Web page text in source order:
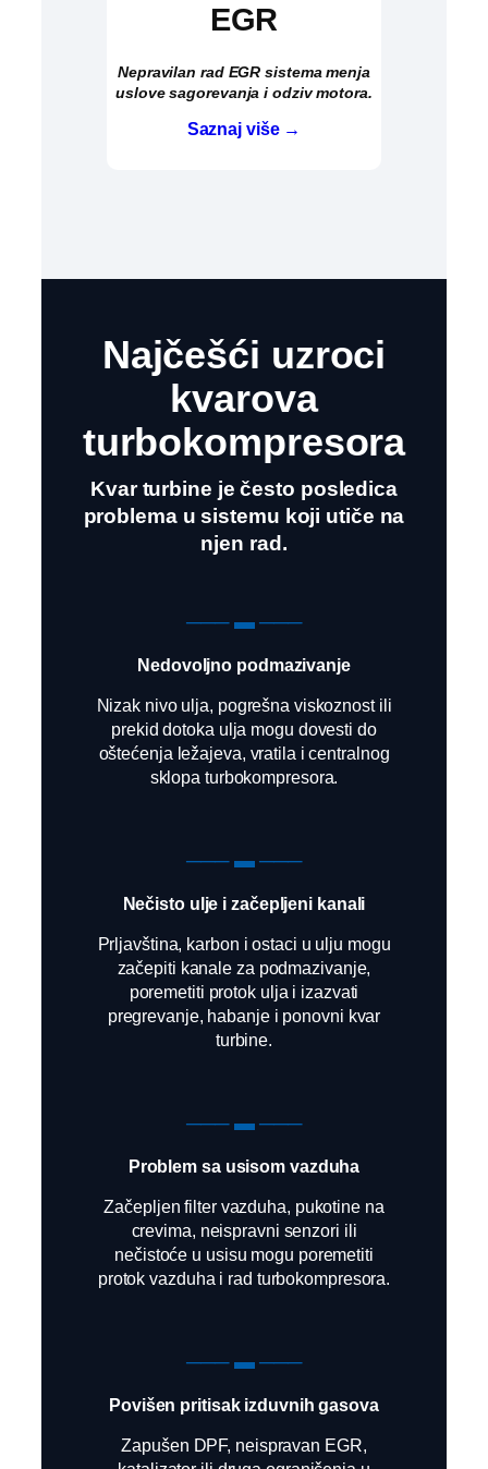
EGR
Nepravilan rad EGR sistema menja
uslove sagorevanja i odziv motora.
Saznaj više →
Najčešći uzroci
kvarova
turbokompresora
Kvar turbine je često posledica
problema u sistemu koji utiče na
njen rad.
─── ▬ ───
Nedovoljno podmazivanje
Nizak nivo ulja, pogrešna viskoznost ili
prekid dotoka ulja mogu dovesti do
oštećenja ležajeva, vratila i centralnog
sklopa turbokompresora.
─── ▬ ───
Nečisto ulje i začepljeni kanali
Prljavština, karbon i ostaci u ulju mogu
začepiti kanale za podmazivanje,
poremetiti protok ulja i izazvati
pregrevanje, habanje i ponovni kvar
turbine.
─── ▬ ───
Problem sa usisom vazduha
Začepljen filter vazduha, pukotine na
crevima, neispravni senzori ili
nečistoće u usisu mogu poremetiti
protok vazduha i rad turbokompresora.
─── ▬ ───
Povišen pritisak izduvnih gasova
Zapušen DPF, neispravan EGR,